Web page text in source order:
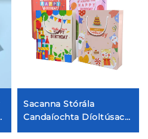
Sacanna Stórála
Candaíochta Díoltúsach
Gifte Direacht